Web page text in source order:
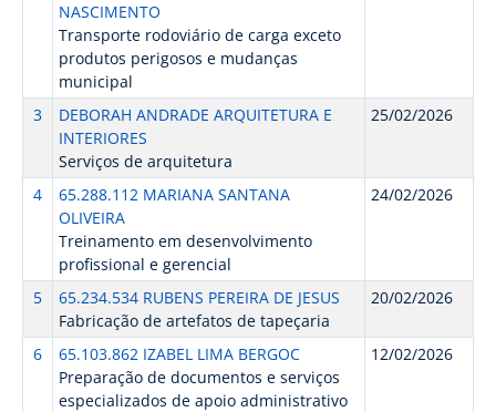
NASCIMENTO
Transporte rodoviário de carga exceto
produtos perigosos e mudanças
municipal
3
DEBORAH ANDRADE ARQUITETURA E
INTERIORES
Serviços de arquitetura
25/02/2026
4
65.288.112 MARIANA SANTANA
OLIVEIRA
Treinamento em desenvolvimento
profissional e gerencial
24/02/2026
5
65.234.534 RUBENS PEREIRA DE JESUS
Fabricação de artefatos de tapeçaria
20/02/2026
6
65.103.862 IZABEL LIMA BERGOC
Preparação de documentos e serviços
especializados de apoio administrativo
12/02/2026